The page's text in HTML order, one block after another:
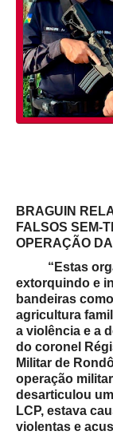
BRAGUIN
FALSOS SEM-
OPERAÇÃO
“Estas
extorquindo e
bandeiras
agricultura
a violência e a
do coronel
Militar de
operação
desarticulou
LCP, estava
violentas e